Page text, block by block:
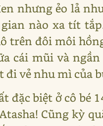
nhưng ẻo lả
nào xa tít
trên đôi môi
cái mũi và
đi vẻ nhu mì của
đặc biệt ở cô bé
Cũng kỳ